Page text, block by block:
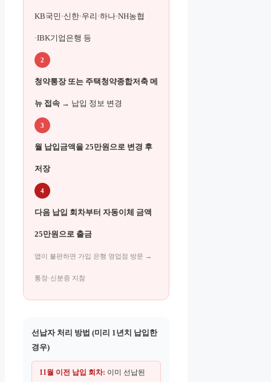
KB국민·신한·우리·하나·NH농협
·IBK기업은행 등
2
청약통장 또는 주택청약종합저축 메
뉴 접속 → 납입 정보 변경
3
월 납입금액을 25만원으로 변경 후
저장
4
다음 납입 회차부터 자동이체 금액
25만원으로 출금
앱이 불편하면 가입 은행 영업점 방문 →
통장·신분증 지참
선납자 처리 방법 (미리 1년치 납입한
경우)
11월 이전 납입 회차: 이미 선납된